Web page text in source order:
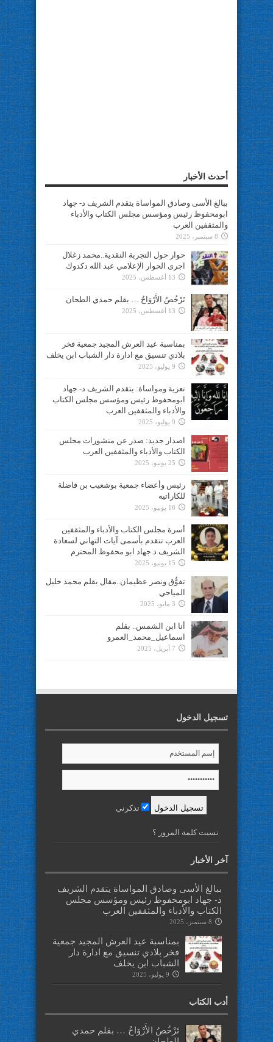
أحدث الأخبار
ببالغ الأسى وصادق المواساة يتقدم الشريف د- جهاد
ابومحفوظ رئيس ومؤسس مجلس الكتاب والأدباء
والمثقفين العرب
8 سبتمبر، 2025
حوار حول التجربة النقدية..محمد زغلال
اجرى الحوار الإعلامي عبد الله دكدوك
13 أغسطس، 2025
تَرْخُصُ الأَرْوَاحُ … بقلم حمدي الطحان
13 أغسطس، 2025
بمناسبة عيد العرش المجيد جمعية فخر
بلادي تنسيق مع ادارة دار الشباب ابن يخلف
9 يوليو، 2025
تعزية ومواساة: يتقدم الشريف د- جهاد
ابومحفوظ رئيس ومؤسس مجلس الكتاب
والأدباء والمثقفين العرب
9 يوليو، 2025
اصدار جديد: صدر عن منشورات مجلس
الكتاب والأدباء والمثقفين العرب
25 يونيو، 2025
رئيس وأعضاء جمعية بوشعيب بن فاضلة
للكاراتيه
18 يونيو، 2025
أسرة مجلس الكتاب والأدباء والمثقفين
العرب تتقدم بأسمى آيات التهاني لسعادة
الشريف د.جهاد ابو محفوظ المحترم
15 يونيو، 2025
تفوُّق ونصر عظيمان..مقال بقلم محمد خليل
المياحي
3 مايو، 2025
أنا ابن الشمس.. بقلم
اسماعيل_محمد_العمرو
7 أبريل، 2025
تسجيل الدخول
تذكرني
نسيت كلمة المرور ؟
آخر الأخبار
ببالغ الأسى وصادق المواساة يتقدم الشريف
د- جهاد ابومحفوظ رئيس ومؤسس مجلس
الكتاب والأدباء والمثقفين العرب
8 سبتمبر، 2025
بمناسبة عيد العرش المجيد جمعية
فخر بلادي تنسيق مع ادارة دار
الشباب ابن يخلف
9 يوليو، 2025
أدب الكتاب
تَرْخُصُ الأَرْوَاحُ … بقلم حمدي